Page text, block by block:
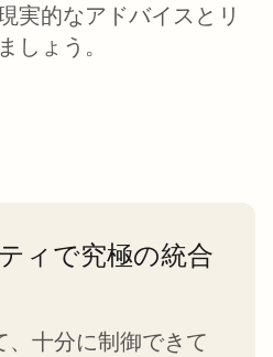
実的なアドバイスとリ
しょう。
ィで究極の統合
、十分に制御できて